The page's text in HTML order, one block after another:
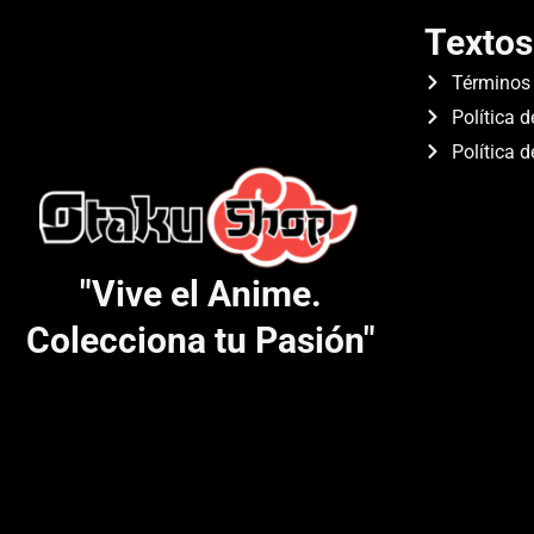
"Vive el Anime.
Colecciona tu Pasión"
Política
Política